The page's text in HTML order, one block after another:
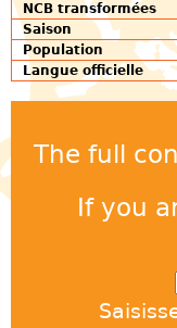
NCB transformées
Saison
Population
Langue officielle
The full
If you